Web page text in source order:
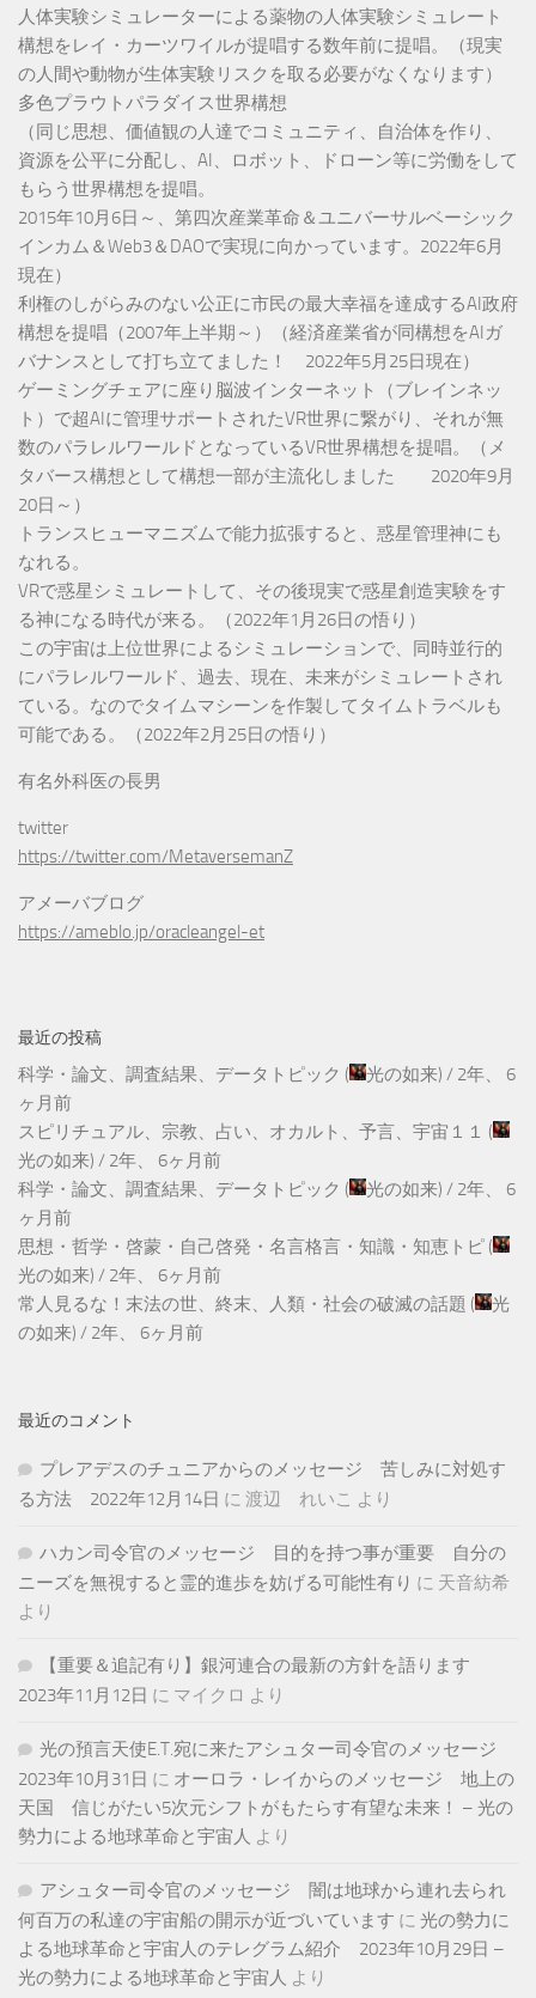
人体実験シミュレーターによる薬物の人体実験シミュレート
構想をレイ・カーツワイルが提唱する数年前に提唱。（現実
の人間や動物が生体実験リスクを取る必要がなくなります）
多色プラウトパラダイス世界構想
（同じ思想、価値観の人達でコミュニティ、自治体を作り、
資源を公平に分配し、AI、ロボット、ドローン等に労働をして
もらう世界構想を提唱。
2015年10月6日～、第四次産業革命＆ユニバーサルベーシック
インカム＆Web3＆DAOで実現に向かっています。2022年6月
現在）
利権のしがらみのない公正に市民の最大幸福を達成するAI政府
構想を提唱（2007年上半期～）（経済産業省が同構想をAIガ
バナンスとして打ち立てました！ 2022年5月25日現在）
ゲーミングチェアに座り脳波インターネット（ブレインネッ
ト）で超AIに管理サポートされたVR世界に繋がり、それが無
数のパラレルワールドとなっているVR世界構想を提唱。（メ
タバース構想として構想一部が主流化しました 2020年9月
20日～）
トランスヒューマニズムで能力拡張すると、惑星管理神にも
なれる。
VRで惑星シミュレートして、その後現実で惑星創造実験をす
る神になる時代が来る。（2022年1月26日の悟り）
この宇宙は上位世界によるシミュレーションで、同時並行的
にパラレルワールド、過去、現在、未来がシミュレートされ
ている。なのでタイムマシーンを作製してタイムトラベルも
可能である。（2022年2月25日の悟り）
有名外科医の長男
twitter
https://twitter.com/MetaversemanZ
アメーバブログ
https://ameblo.jp/oracleangel-et
最近の投稿
科学・論文、調査結果、データトピック ( 光の如来) / 2年、 6
ヶ月前
スピリチュアル、宗教、占い、オカルト、予言、宇宙１１ (
光の如来) / 2年、 6ヶ月前
科学・論文、調査結果、データトピック ( 光の如来) / 2年、 6
ヶ月前
思想・哲学・啓蒙・自己啓発・名言格言・知識・知恵トピ (
光の如来) / 2年、 6ヶ月前
常人見るな！末法の世、終末、人類・社会の破滅の話題 (
光
の如来) / 2年、 6ヶ月前
最近のコメント
プレアデスのチュニアからのメッセージ 苦しみに対処す
る方法 2022年12月14日 に 渡辺 れいこ より
ハカン司令官のメッセージ 目的を持つ事が重要 自分の
ニーズを無視すると霊的進歩を妨げる可能性有り に 天音紡希
より
【重要＆追記有り】銀河連合の最新の方針を語ります
2023年11月12日 に マイクロ より
光の預言天使E.T.宛に来たアシュター司令官のメッセージ
2023年10月31日 に オーロラ・レイからのメッセージ 地上の
天国 信じがたい5次元シフトがもたらす有望な未来！ – 光の
勢力による地球革命と宇宙人 より
アシュター司令官のメッセージ 闇は地球から連れ去られ
何百万の私達の宇宙船の開示が近づいています に 光の勢力に
よる地球革命と宇宙人のテレグラム紹介 2023年10月29日 –
光の勢力による地球革命と宇宙人 より